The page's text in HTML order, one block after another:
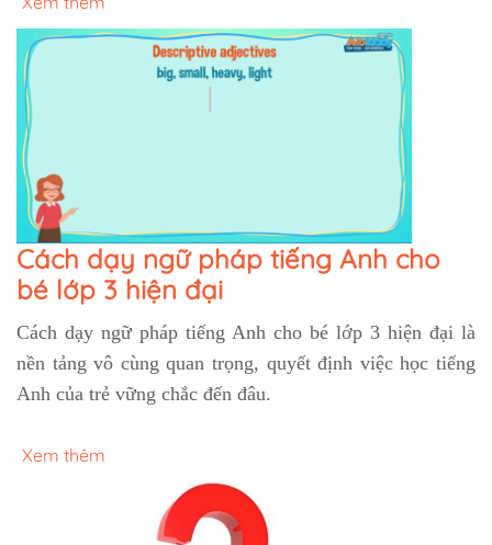
Cách dạy ngữ pháp tiếng Anh cho
bé lớp 3 hiện đại
Cách dạy ngữ pháp tiếng Anh cho bé lớp 3 hiện đại là
nền tảng vô cùng quan trọng, quyết định việc học tiếng
Anh của trẻ vững chắc đến đâu.
Xem thêm